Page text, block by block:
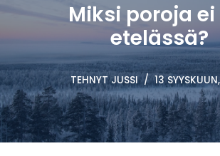
Miksi poroja ei
etelässä?
TEHNYTJUSSI 13